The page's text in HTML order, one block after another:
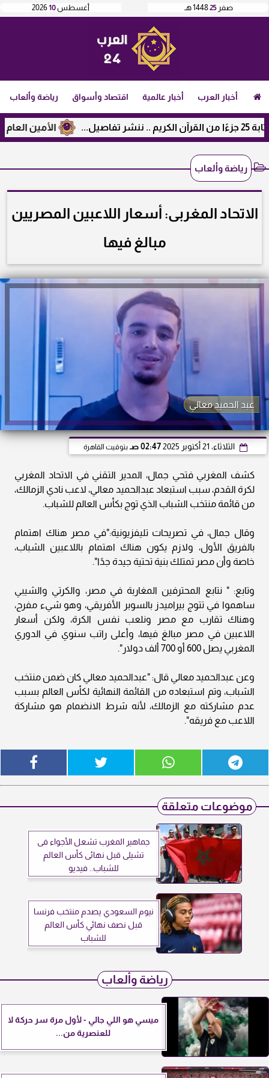
أغسطس10
2026 صفر 251448 هـ
أخبار العرب أخبار عالمية اقتصاد وأسواق رياضة وألعاب
الأمين العام
رياضة وألعاب
الاتحاد المغربى: أسعار اللاعبين المصريين
مبالغ فيها
عبد الحميد معالي
الثلاثاء، 21 أكتوبر 2025 02:47 صـ بتوقيت القاهرة
كشف المغربي فتحي جمال، المدير التقني في الاتحاد المغربي
لكرة القدم، سبب استبعاد عبدالحميد معالي، لاعب نادي الزمالك،
من قائمة منتخب الشباب الذي توج بكأس العالم للشباب.
وقال جمال، في تصريحات تليفزيونية:"في مصر هناك اهتمام
بالفريق الأول، ولازم يكون هناك اهتمام باللاعبين الشباب،
خاصة وأن مصر تمتلك بنية تحتية جيدة جدًا".
وتابع: " نتابع المحترفين المغاربة في مصر، والكرتي والشيبي
ساهموا في تتوج بيراميدز بالسوبر الأفريقي، وهو شيء مفرح،
وهناك تقارب مع مصر ونلعب نفس الكرة، ولكن أسعار
اللاعبين في مصر مبالغ فيها، وأعلى راتب سنوي في الدوري
المغربي يصل 600 أو 700 ألف دولار".
وعن عبدالحميد معالي قال: "عبدالحميد معالي كان ضمن منتخب
الشباب، وتم استبعاده من القائمة النهائية لكأس العالم بسبب
عدم مشاركته مع الزمالك، لأنه شرط الانضمام هو مشاركة
اللاعب مع فريقه".
موضوعات متعلقة
جماهير المغرب تشعل الأجواء فى
تشيلى قبل نهائى كأس العالم
للشباب.. فيديو
نيوم السعودي يصدم منتخب فرنسا
قبل نصف نهائي كأس العالم
للشباب
رياضة وألعاب
ميسي هو اللي جالي - لأول مرة سر حركة لا
للعنصرية من...